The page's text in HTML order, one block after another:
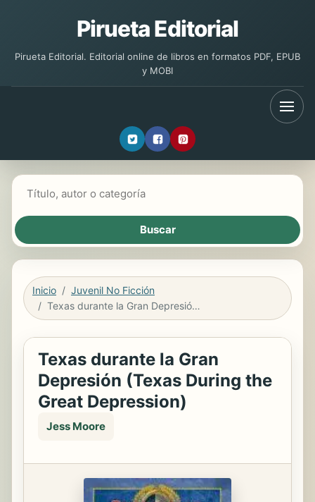
Pirueta Editorial
Pirueta Editorial. Editorial online de libros en formatos PDF, EPUB
y MOBI
Inicio
Juvenil No Ficción
Texas durante la Gran Depresión (Texas During the Great Depression)
Texas durante la Gran
Depresión (Texas During the
Great Depression)
Jess Moore